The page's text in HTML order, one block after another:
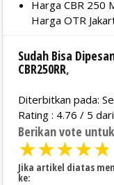
Harga CBR 250
Harga OTR
Sudah Bisa
CBR250RR,
Diterbitkan pada:
Rating : 4.76 / 5 dari
Berikan vote
★★★★★
Jika artikel diatas
ke: